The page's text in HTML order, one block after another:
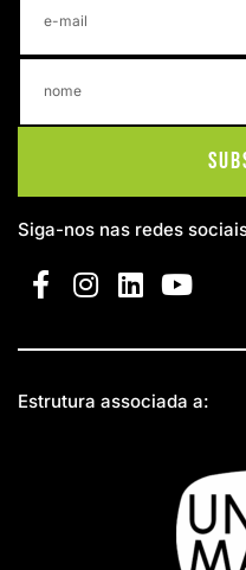
Siga-nos nas redes
Estrutura associada a: